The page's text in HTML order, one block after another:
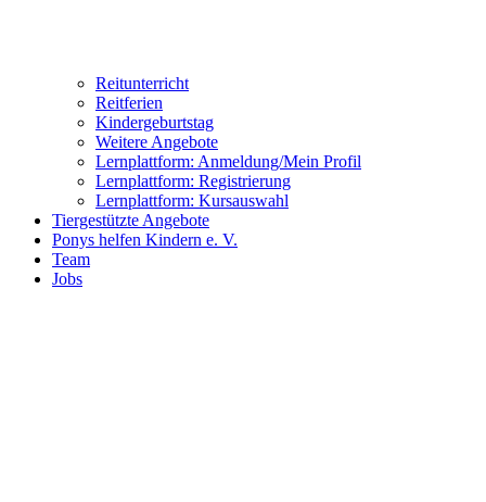
Reitunterricht
Reitferien
Kindergeburtstag
Weitere Angebote
Lernplattform: Anmeldung/Mein Profil
Lernplattform: Registrierung
Lernplattform: Kursauswahl
Tiergestützte Angebote
Ponys helfen Kindern e. V.
Team
Jobs